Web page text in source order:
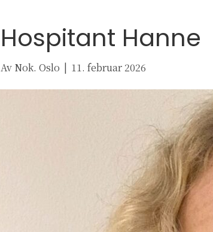
Hospitant Hanne
Av Nok. Oslo | 11. februar 2026